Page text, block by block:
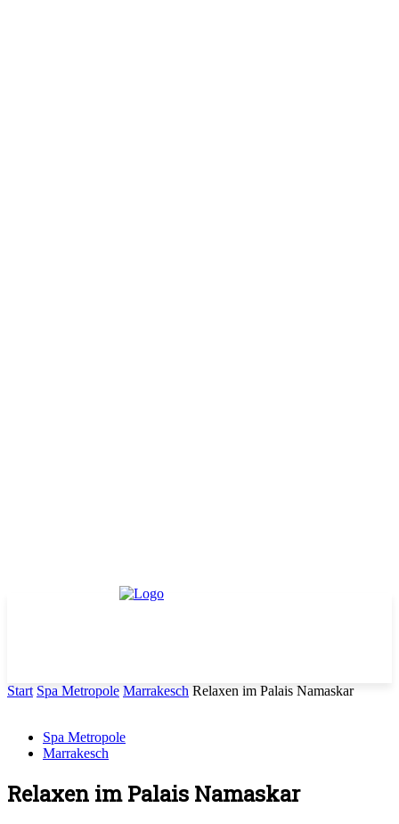
Start Spa Metropole Marrakesch Relaxen im Palais Namaskar
Spa Metropole
Marrakesch
Relaxen im Palais Namaskar